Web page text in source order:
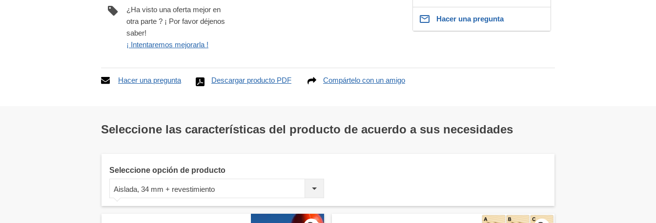
¿Ha visto una oferta mejor en
otra parte ? ¡ Por favor déjenos
saber!
¡ Intentaremos mejorarla !
Hacer una pregunta
Hacer una pregunta Descargar producto PDF Compártelo con un amigo
Seleccione las características del producto de acuerdo a sus necesidades
Seleccione opción de producto
Aislada, 34 mm + revestimiento